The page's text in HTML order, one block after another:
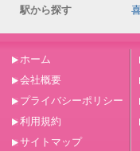
駅から探す
ホーム
会社概要
プライバシーポリシー
利用規約
サイトマップ